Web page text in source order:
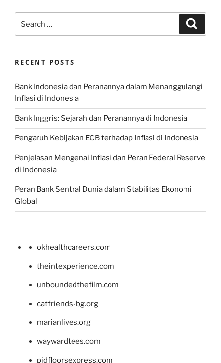
for:
RECENT POSTS
Bank Indonesia dan Peranannya dalam Menanggulangi
Inflasi di Indonesia
Bank Inggris: Sejarah dan Peranannya di Indonesia
Pengaruh Kebijakan ECB terhadap Inflasi di Indonesia
Penjelasan Mengenai Inflasi dan Peran Federal Reserve
di Indonesia
Peran Bank Sentral Dunia dalam Stabilitas Ekonomi
Global
okhealthcareers.com
theintexperience.com
unboundedthefilm.com
catfriends-bg.org
marianlives.org
waywardtees.com
pidfloorsexpress.com